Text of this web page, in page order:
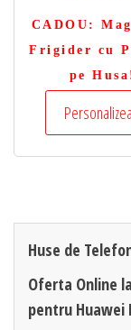
CADOU :
Frigider cu
pe
Huse de
Oferta Online
pentru Huawei